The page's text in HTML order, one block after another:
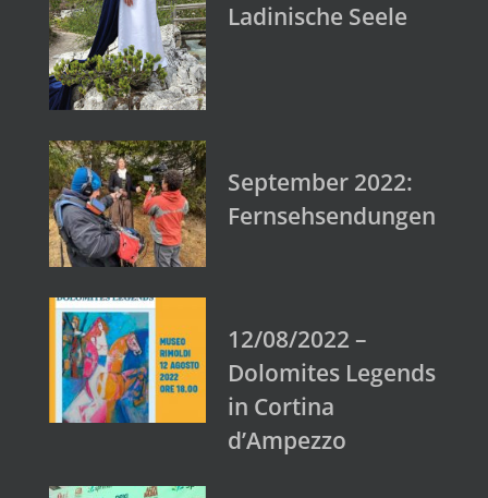
Ladinische Seele
September 2022:
Fernsehsendungen
12/08/2022 –
Dolomites Legends
in Cortina
d’Ampezzo